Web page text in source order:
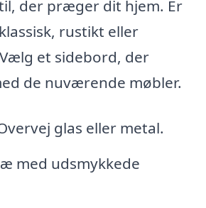
der præger dit hjem. Er
rustikt eller
et sidebord, der
de nuværende møbler.
glas eller metal.
med udsmykkede